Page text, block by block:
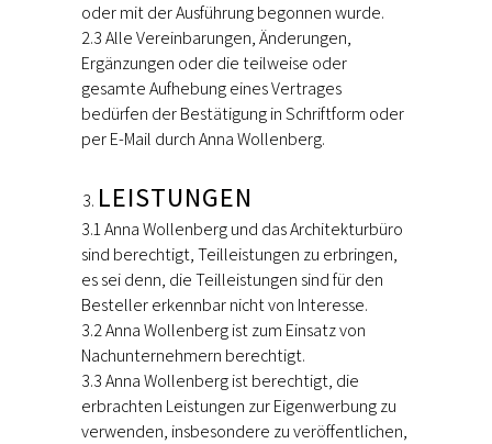
oder mit der Ausführung begonnen wurde.
2.3 Alle Vereinbarungen, Änderungen,
Ergänzungen oder die teilweise oder
gesamte Aufhebung eines Vertrages
bedürfen der Bestätigung in Schriftform oder
per E-Mail durch Anna Wollenberg.
LEISTUNGEN
3.1 Anna Wollenberg und das Architekturbüro
sind berechtigt, Teilleistungen zu erbringen,
es sei denn, die Teilleistungen sind für den
Besteller erkennbar nicht von Interesse.
3.2 Anna Wollenberg ist zum Einsatz von
Nachunternehmern berechtigt.
3.3 Anna Wollenberg ist berechtigt, die
erbrachten Leistungen zur Eigenwerbung zu
verwenden, insbesondere zu veröffentlichen,